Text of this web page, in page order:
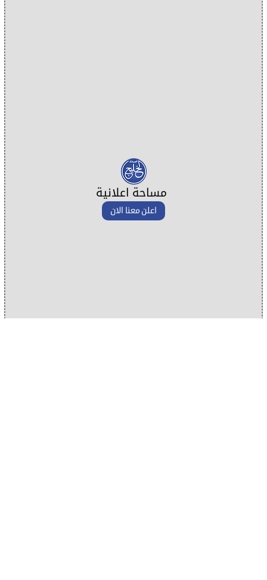
مساحة اعلانية
اعلن معنا الان